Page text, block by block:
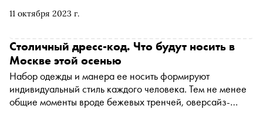
11 октября 2023 г.
супервыгодным ценам. В универмагах и онлайн появятся
модной классики Calvin Klein, Karl Lagerfeld и Furla до
концептуальных товаров для дома Coincasa. Акция
«Сумасшедшие дни» пройдет в Москве, Санкт-
Петербурге и Екатеринбурге, а также онлайн
Столичный дресс-код. Что будут носить в
Москве этой осенью
Набор одежды и манера ее носить формируют
индивидуальный стиль каждого человека. Тем не менее
общие моменты вроде бежевых тренчей, оверсайз-